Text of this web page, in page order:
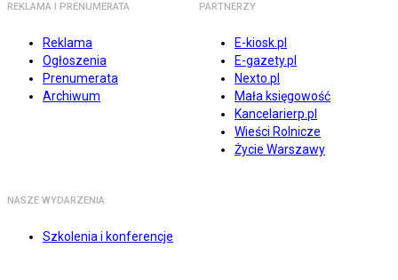
REKLAMA I PRENUMERATA
Reklama
Ogłoszenia
Prenumerata
Archiwum
PARTNERZY
E-kiosk.pl
E-gazety.pl
Nexto.pl
Mała księgowość
Kancelarierp.pl
Wieści Rolnicze
Życie Warszawy
NASZE WYDARZENIA
Szkolenia i konferencje